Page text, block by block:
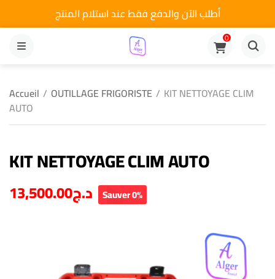
أطلب الآن والدفع فقط عند استلام المنتج
MENU
0
Accueil / OUTILLAGE FRIGORISTE / KIT NETTOYAGE CLIM
AUTO
KIT NETTOYAGE CLIM AUTO
د.ج13,500.00 Sauver 0%